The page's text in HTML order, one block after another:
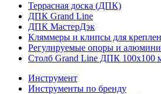
Террасная доска (ДПК)
ДПК Grand Line
ДПК МастерДэк
Кляммеры и клипсы для
Регулируемые опоры и
Столб Grand Line ДПК 100х100
Инструмент
Инструменты по бренду